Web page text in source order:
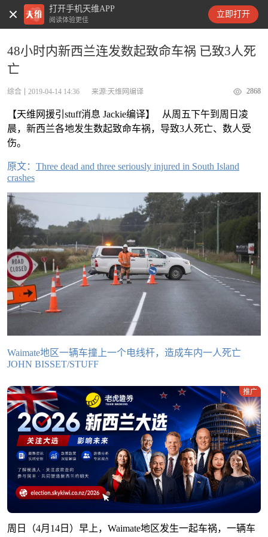
打开手机天维APP
阅读体验更佳
立即打开
天维新闻
48小时内新西兰连发数起致命车祸 已致3人死
亡
综合 2019-04-14 14:36 来源:天维网编译 2868
【天维网援引stuff消息 Jackie编译】 从周五下午到周日凌
晨，新西兰各地发生数起致命车祸，导致3人死亡、数人受
伤。
原文： Three dead and three seriously injured in South Island
crashes
Waimate地区一辆车撞上一个电线杆，造成车内一人死亡
JOHN BISSET/STUFF
推广
周日（4月14日）早上，Waimate地区发生一起车祸，一辆车